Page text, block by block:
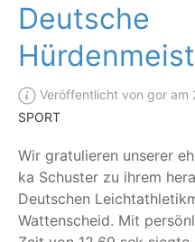
Deutsche
Veröffentlicht von gor am
SPORT
Wir gra­tu­lie­ren unse­rer
ka Schus­ter zu ihrem
Deut­schen
Wat­ten­scheid. Mit